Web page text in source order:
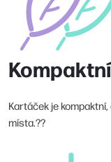
Kartáček je
místa.??